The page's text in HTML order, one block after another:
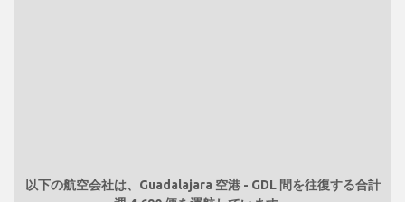
以下の航空会社は、Guadalajara 空港 - GDL 間を往復する合計